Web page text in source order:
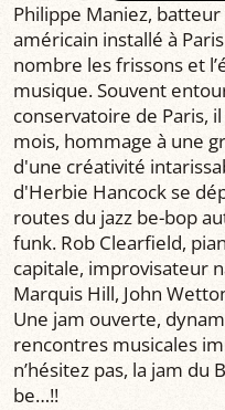
Philippe Maniez,
américain installé à
nombre les frissons et
musique. Souvent
conservatoire de Paris,
mois, hommage à une
d'une créativité
d'Herbie Hancock se
routes du jazz be-bop
funk. Rob Clearfield,
capitale, improvisateur
Marquis Hill, John
Une jam ouverte,
rencontres musicales
n’hésitez pas, la jam du
be…!!